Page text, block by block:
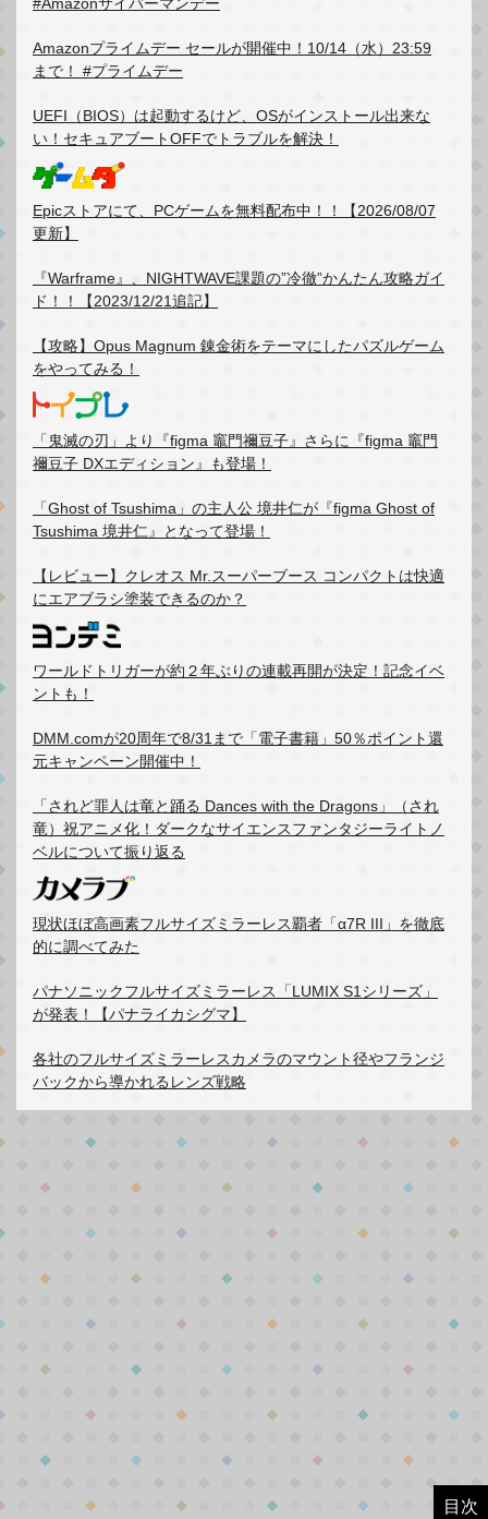
目次
Amazonプライムデー セールが開催中！10/14（水）23:59
まで！ #プライムデー
UEFI（BIOS）は起動するけど、OSがインストール出来な
い！セキュアブートOFFでトラブルを解決！
Epicストアにて、PCゲームを無料配布中！！【2026/08/07
更新】
『Warframe』、NIGHTWAVE課題の”冷徹”かんたん攻略ガイ
ド！！【2023/12/21追記】
【攻略】Opus Magnum 錬金術をテーマにしたパズルゲーム
をやってみる！
「鬼滅の刃」より『figma 竈門禰豆子』さらに『figma 竈門
禰豆子 DXエディション』も登場！
「Ghost of Tsushima」の主人公 境井仁が『figma Ghost of
Tsushima 境井仁』となって登場！
【レビュー】クレオス Mr.スーパーブース コンパクトは快適
にエアブラシ塗装できるのか？
ワールドトリガーが約２年ぶりの連載再開が決定！記念イベ
ントも！
DMM.comが20周年で8/31まで「電子書籍」50％ポイント還
元キャンペーン開催中！
「されど罪人は竜と踊る Dances with the Dragons」（され
竜）祝アニメ化！ダークなサイエンスファンタジーライトノ
ベルについて振り返る
現状ほぼ高画素フルサイズミラーレス覇者「α7R III」を徹底
的に調べてみた
パナソニックフルサイズミラーレス「LUMIX S1シリーズ」
が発表！【パナライカシグマ】
各社のフルサイズミラーレスカメラのマウント径やフランジ
バックから導かれるレンズ戦略